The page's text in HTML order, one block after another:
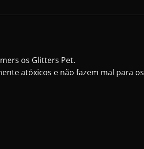
os Glitters Pet.
atóxicos e não fazem mal para os